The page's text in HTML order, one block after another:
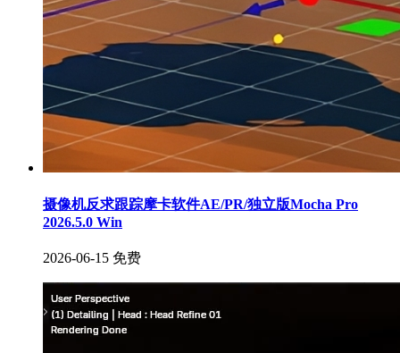
摄像机反求跟踪摩卡软件AE/PR/独立版Mocha Pro
2026.5.0 Win
2026-06-15 免费